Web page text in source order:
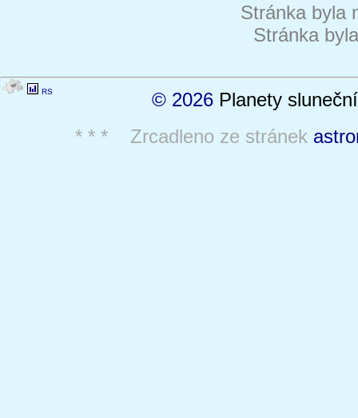
Stránka byla
Stránka
RS © 2026 Planety
* * * Zrcadleno ze stránek